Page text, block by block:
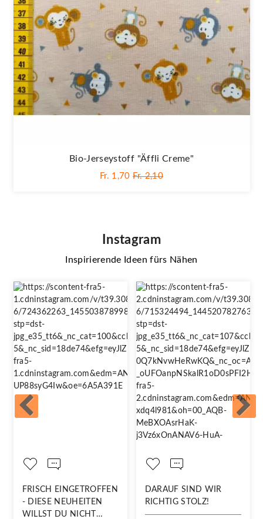
Bio-Jerseystoff "Äffli Creme"
Fr. 1,70 Fr. 2,10
Instagram
Inspirierende Ideen fürs Nähen
FRISCH EINGETROFFEN
- DIESE NEUHEITEN
WILLST DU NICHT
DARAUF SIND WIR
RICHTIG STOLZ!